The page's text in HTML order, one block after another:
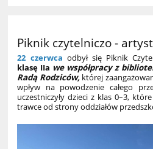
Piknik czytelniczo -
22 czerwca odbył się Piknik
klasę IIa we współpracy z
Radą Rodziców,której
wpływ na powodzenie całego
uczestniczyły dzieci z klas 0–3,
trawce od strony oddziałów